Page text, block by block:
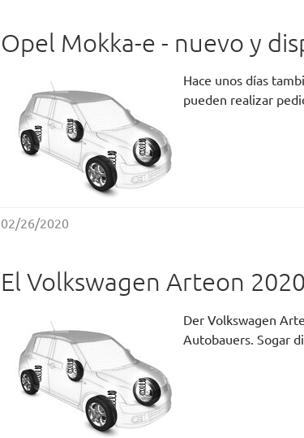
Opel Mokka-e - nuevo y
Hace unos días
pueden realizar
02/26/2020
El Volkswagen Arteon 2020
Der Volkswagen
Autobauers. Sogar